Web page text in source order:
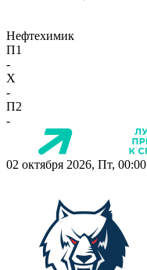
Нефтехимик
П1
-
X
-
П2
-
02 октября 2026, Пт, 00:00